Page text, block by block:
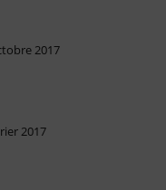
2017
2017